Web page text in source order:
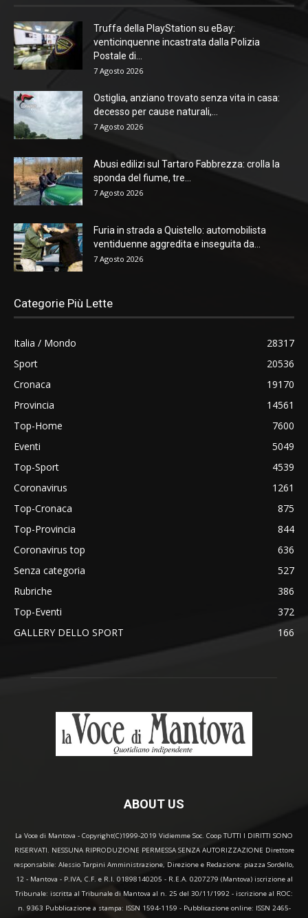
Truffa della PlayStation su eBay:
venticinquenne incastrata dalla Polizia
Postale di...
7 Agosto 2026
Ostiglia, anziano trovato senza vita in casa:
decesso per cause naturali,...
7 Agosto 2026
Abusi edilizi sul Tartaro Fabbrezza: crolla la
sponda del fiume, tre...
7 Agosto 2026
Furia in strada a Quistello: automobilista
ventiduenne aggredita e inseguita da...
7 Agosto 2026
Categorie Più Lette
Italia / Mondo
28317
Sport
20536
Cronaca
19170
Provincia
14561
Top-Home
7600
Eventi
5049
Top-Sport
4539
Coronavirus
1261
Top-Cronaca
875
Top-Provincia
844
Coronavirus top
636
Senza categoria
527
Rubriche
386
Top-Eventi
372
GALLERY DELLO SPORT
166
ABOUT US
La Voce di Mantova - Copyright(C)1999-2019 Vidiemme Soc. Coop TUTTI I DIRITTI SONO
RISERVATI. NESSUNA RIPRODUZIONE PERMESSA SENZA AUTORIZZAZIONE Direttore
responsabile: Alessio Tarpini Amministrazione, Direzione e Redazione: piazza Sordello,
12 - Mantova - P.IVA, C.F. e R.I. 01898140205 - R.E.A. 0207279 (Mantova) iscrizione al
Tribunale: iscritta al Tribunale di Mantova al n. 25 del 30/11/1992 - iscrizione al ROC:
n. 9363 Pubblicazione a stampa: ISSN 1594-1159 - Pubblicazione online: ISSN 2465-